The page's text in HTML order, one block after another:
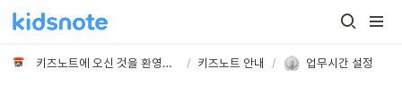
키즈노트에 오신 것을 환영합니다 / 키즈노트 안내 / 업무시간 설정